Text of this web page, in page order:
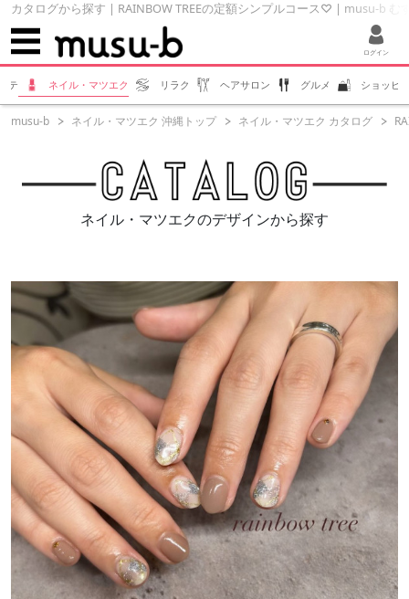
カタログから探す | RAINBOW TREEの定額シンプルコース♡ | musu-b む
ログイン
テ ネイル・マツエク リラク ヘアサロン グルメ ショッピ
musu-b ネイル・マツエク 沖縄トップ ネイル・マツエク カタログ
ネイル・マツエクのデザインから探す